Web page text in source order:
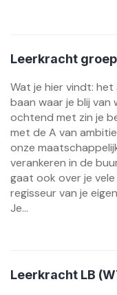
Leerkracht
Wat je hier vindt:
baan waar je blij van
ochtend met zin je
met de A van
onze
verankeren in de
gaat ook over je
regisseur van je
Je...
Leerkracht LB